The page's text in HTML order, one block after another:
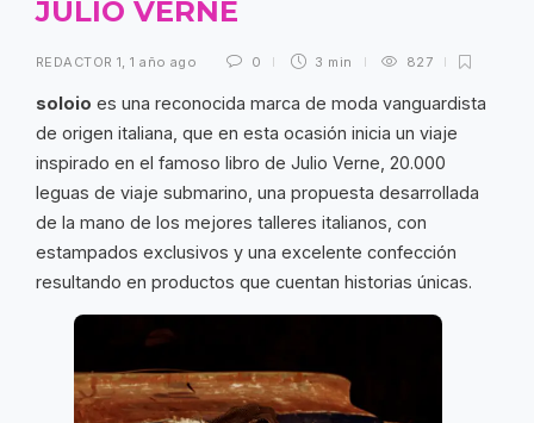
JULIO VERNE
REDACTOR 1,1 año ago 0 3 min 827
soloio es una reconocida marca de moda vanguardista
de origen italiana, que en esta ocasión inicia un viaje
inspirado en el famoso libro de Julio Verne, 20.000
leguas de viaje submarino, una propuesta desarrollada
de la mano de los mejores talleres italianos, con
estampados exclusivos y una excelente confección
resultando en productos que cuentan historias únicas.